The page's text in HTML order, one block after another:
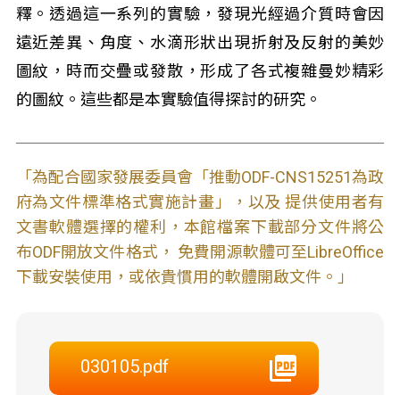
釋。透過這一系列的實驗，發現光經過介質時會因
遠近差異、角度、水滴形狀出現折射及反射的美妙
圖紋，時而交疊或發散，形成了各式複雜曼妙精彩
的圖紋。這些都是本實驗值得探討的研究。
「為配合國家發展委員會「推動ODF-CNS15251為政
府為文件標準格式實施計畫」，以及 提供使用者有
文書軟體選擇的權利，本館檔案下載部分文件將公
布ODF開放文件格式， 免費開源軟體可至LibreOffice
下載安裝使用，或依貴慣用的軟體開啟文件。」
030105.pdf